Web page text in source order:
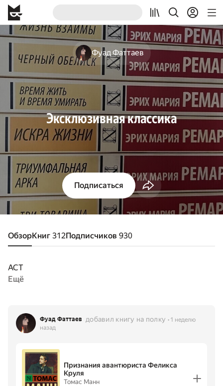
Фуад Фаттаев
Эксклюзивная классика
Подписаться
ОбзорКниг 312Подписчиков 930
ACT
Ещё
Фуад Фаттаев добавил книгу на полку
1 неделю
назад
Признания авантюриста Феликса
Круля
Томас Манн